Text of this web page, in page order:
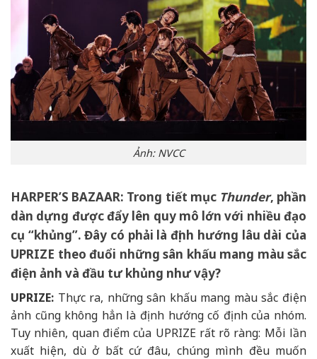
Ảnh: NVCC
HARPER’S BAZAAR: Trong tiết mục Thunder, phần
dàn dựng được đẩy lên quy mô lớn với nhiều đạo
cụ “khủng”. Đây có phải là định hướng lâu dài của
UPRIZE theo đuổi những sân khấu mang màu sắc
điện ảnh và đầu tư khủng như vậy?
UPRIZE: Thực ra, những sân khấu mang màu sắc điện
ảnh cũng không hẳn là định hướng cố định của nhóm.
Tuy nhiên, quan điểm của UPRIZE rất rõ ràng: Mỗi lần
xuất hiện, dù ở bất cứ đâu, chúng mình đều muốn